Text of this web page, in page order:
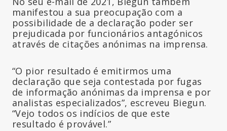
manifestou a sua preocupação com a
possibilidade de a declaração poder ser
prejudicada por funcionários antagónicos
através de citações anónimas na imprensa.
“O pior resultado é emitirmos uma
declaração que seja contestada por fugas
de informação anónimas da imprensa e por
analistas especializados”, escreveu Biegun.
“Vejo todos os indícios de que este
resultado é provável.”